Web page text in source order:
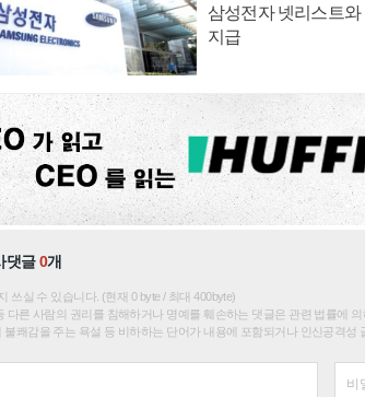
삼성전자 넷리스트와
지급
댓글0개
쓰실 수 있습니다. (현재 0 byte / 최대 400byte)
다른 사람의 권리를 침해하거나 명예를 훼손하는 댓글은 관련 법률에
불쾌감을 주는 욕설 등 비하하는 단어가 내용에 포함되거나 인신공격성